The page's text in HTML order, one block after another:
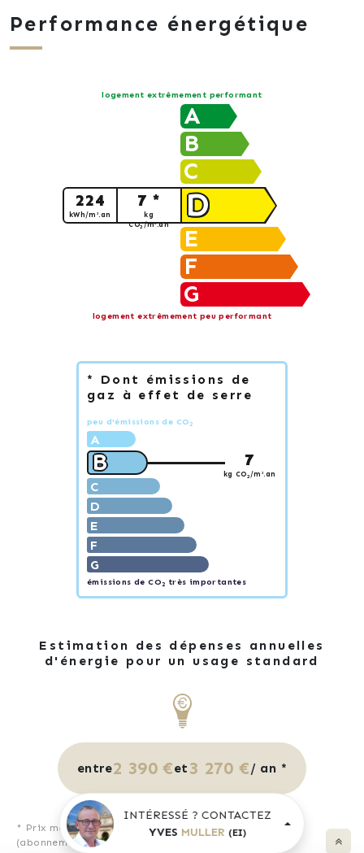
Performance énergétique
logement extrêmement performant
A
B
C
D
224
kWh/m².an
7 *
kg
CO2/m².an
E
F
G
logement extrêmement peu performant
* Dont émissions de
gaz à effet de serre
peu d'émissions de CO 2
A
B 7
kg CO2 /m².an
C
D
E
F
G
émissions de CO2 très importantes
Estimation des dépenses annuelles
d'énergie pour un usage standard
entre2 390 €et 3 270 € / an *
* Prix moyens des énergies indexés pour l'année 2021
(abonnement compris).
INTÉRESSÉ ? CONTACTEZ
YVES MULLER (EI)